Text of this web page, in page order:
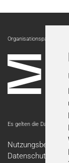
Organisationspartnerin:
Es gelten die